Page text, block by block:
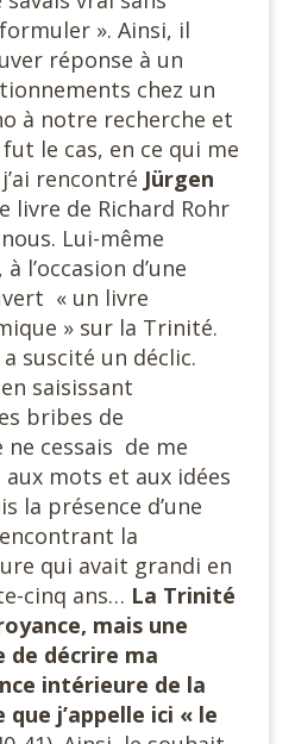
». Ainsi, il
réponse à un
chez un
à notre recherche et
le cas, en ce qui me
rencontré Jürgen
livre de Richard Rohr
Lui-même
l’occasion d’une
« un livre
» sur la Trinité.
suscité un déclic.
saisissant
bribes de
cessais de me
aux mots et aux idées
la présence d’une
la
qui avait grandi en
cinq ans… La Trinité
mais une
de décrire ma
intérieure de la
j’appelle ici « le